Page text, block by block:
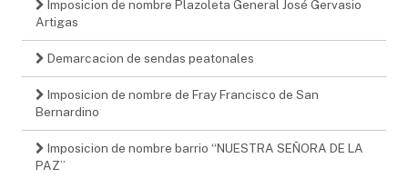
Imposicion de nombre Plazoleta General José Gervasio
Artigas
Demarcacion de sendas peatonales
Imposicion de nombre de Fray Francisco de San
Bernardino
Imposicion de nombre barrio “NUESTRA SEÑORA DE LA
PAZ”